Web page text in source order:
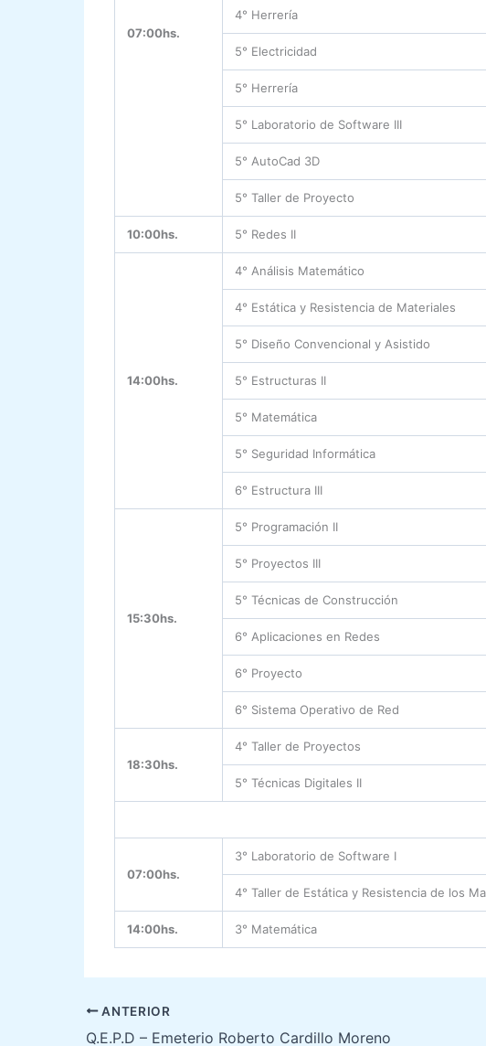
07:00hs.
4° Herrería
5° Electricidad
5° Herrería
5° Laboratorio de Software III
5° AutoCad 3D
5° Taller de Proyecto
10:00hs. 5° Redes II
14:00hs.
4° Análisis Matemático
4° Estática y Resistencia de Materiales
5° Diseño Convencional y Asistido
5° Estructuras II
5° Matemática
5° Seguridad Informática
6° Estructura III
15:30hs.
5° Programación II
5° Proyectos III
5° Técnicas de Construcción
6° Aplicaciones en Redes
6° Proyecto
6° Sistema Operativo de Red
18:30hs.
4° Taller de Proyectos
5° Técnicas Digitales II
07:00hs.
3° Laboratorio de Software I
4° Taller de Estática y Resistencia de los
14:00hs. 3° Matemática
ANTERIOR
Q.E.P.D – Emeterio Roberto Cardillo Moreno